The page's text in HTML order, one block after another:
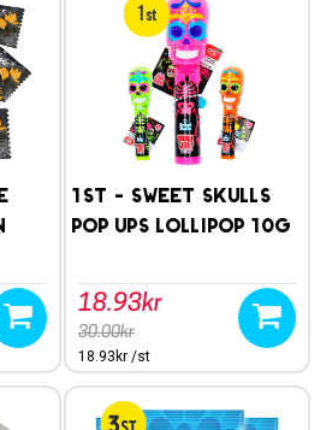
1st - Sweet Skulls
Pop Ups Lollipop 10g
18.93kr
30.00kr
18.93kr /st